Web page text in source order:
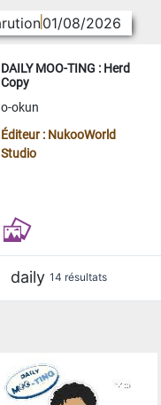
01/08/2026
DAILY MOO-TING : Herd
Copy
o-okun
Éditeur : NukooWorld
Studio
daily 14 résultats